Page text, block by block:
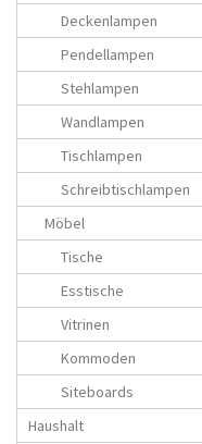
Deckenlampen
Pendellampen
Stehlampen
Wandlampen
Tischlampen
Schreibtischlampen
Möbel
Tische
Esstische
Vitrinen
Kommoden
Siteboards
Haushalt